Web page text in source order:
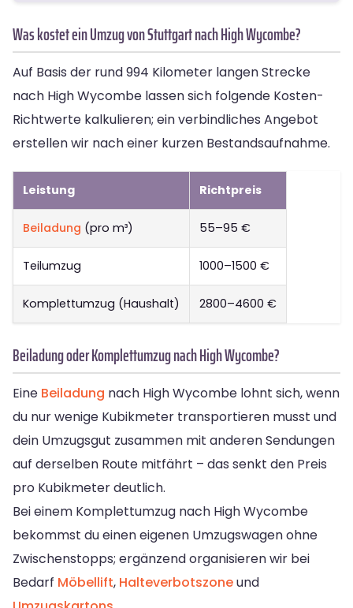
Was kostet ein Umzug von Stuttgart nach High Wycombe?
Auf Basis der rund 994 Kilometer langen Strecke
nach High Wycombe lassen sich folgende Kosten-
Richtwerte kalkulieren; ein verbindliches Angebot
erstellen wir nach einer kurzen Bestandsaufnahme.
Leistung Richtpreis
Beiladung (pro m³) 55–95 €
Teilumzug 1000–1500 €
Komplettumzug (Haushalt) 2800–4600 €
Beiladung oder Komplettumzug nach High Wycombe?
Eine Beiladung nach High Wycombe lohnt sich, wenn
du nur wenige Kubikmeter transportieren musst und
dein Umzugsgut zusammen mit anderen Sendungen
auf derselben Route mitfährt – das senkt den Preis
pro Kubikmeter deutlich.
Bei einem Komplettumzug nach High Wycombe
bekommst du einen eigenen Umzugswagen ohne
Zwischenstopps; ergänzend organisieren wir bei
Bedarf Möbellift, Halteverbotszoneund